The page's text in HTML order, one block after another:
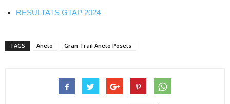
RESULTATS GTAP 2024
TAGS Aneto Gran Trail Aneto Posets